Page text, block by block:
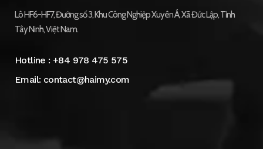
Lô HF6-HF7, Đường số 3, Khu Công Nghiệp Xuyên Á, Xã Đức Lập, Tỉnh
Tây Ninh, Việt Nam.
Hotline :+84 978 475 575
Email: contact@haimy.com